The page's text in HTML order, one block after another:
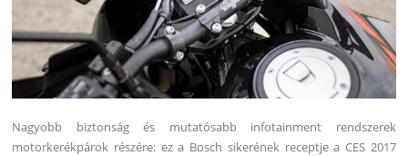
Nagyobb biztonság és mutatósabb infotainment rendszerek
motorkerékpárok részére: ez a Bosch sikerének receptje a CES 2017